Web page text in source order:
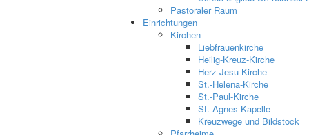
Pastoraler Raum
Einrichtungen
Kirchen
Liebfrauenkirche
Heilig-Kreuz-Kirche
Herz-Jesu-Kirche
St.-Helena-Kirche
St.-Paul-Kirche
St.-Agnes-Kapelle
Kreuzwege und Bildstock